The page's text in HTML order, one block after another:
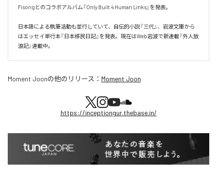
Fisongとのコラボアルバム『Only Built 4 Human Links』を発表。
日本語による執筆活動も並行していて、自伝的小説『三代』、岩波文庫から
はエッセイ単行本『日本移民日記』を発表。現在はWeb岩波で新連載『外人放
浪記』連載中。
Moment Joonの他のリリース： Moment Joon
https://inceptiongur.thebase.in/